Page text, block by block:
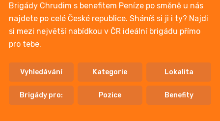
Brigády Chrudim s benefitem Peníze po směně u nás
najdete po celé České republice. Sháníš si ji i ty? Najdi
si mezi největší nabídkou v ČR ideální brigádu přímo
pro tebe.
Vyhledávání Kategorie Lokalita
Brigády pro: Pozice Benefity